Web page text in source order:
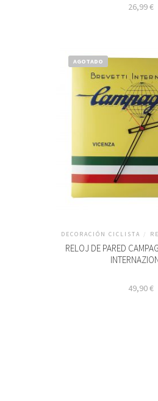
26,99€
AGOTADO
DECORACIÓN CICLISTA /
RELOJ DE PARED
49,90€